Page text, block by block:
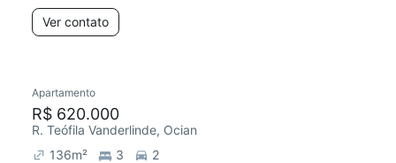
Ver contato
Apartamento
R$ 620.000
R. Teófila Vanderlinde, Ocian
136m² 3
2